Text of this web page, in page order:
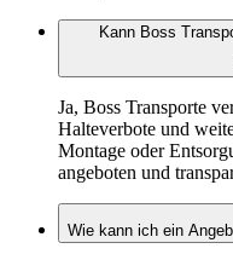
Kann Boss
Ja, Boss Transporte
Halteverbote und
Montage oder
angeboten und
Wie kann ich ein